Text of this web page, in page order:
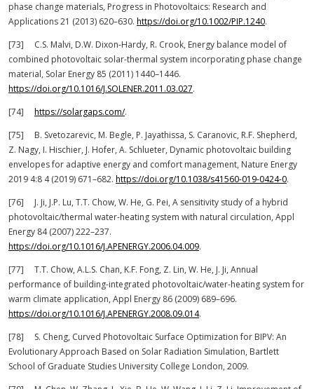
phase change materials, Progress in Photovoltaics: Research and
Applications 21 (2013) 620–630. https://doi.org/10.1002/PIP.1240.
[73] C.S. Malvi, D.W. Dixon-Hardy, R. Crook, Energy balance model of
combined photovoltaic solar-thermal system incorporating phase change
material, Solar Energy 85 (2011) 1440–1446.
https://doi.org/10.1016/J.SOLENER.2011.03.027.
[74] https://solargaps.com/.
[75] B. Svetozarevic, M. Begle, P. Jayathissa, S. Caranovic, R.F. Shepherd,
Z. Nagy, I. Hischier, J. Hofer, A. Schlueter, Dynamic photovoltaic building
envelopes for adaptive energy and comfort management, Nature Energy
2019 4:8 4 (2019) 671–682. https://doi.org/10.1038/s41560-019-0424-0.
[76] J. Ji, J.P. Lu, T.T. Chow, W. He, G. Pei, A sensitivity study of a hybrid
photovoltaic/thermal water-heating system with natural circulation, Appl
Energy 84 (2007) 222–237.
https://doi.org/10.1016/J.APENERGY.2006.04.009.
[77] T.T. Chow, A.L.S. Chan, K.F. Fong, Z. Lin, W. He, J. Ji, Annual
performance of building-integrated photovoltaic/water-heating system for
warm climate application, Appl Energy 86 (2009) 689–696.
https://doi.org/10.1016/J.APENERGY.2008.09.014.
[78] S. Cheng, Curved Photovoltaic Surface Optimization for BIPV: An
Evolutionary Approach Based on Solar Radiation Simulation, Bartlett
School of Graduate Studies University College London, 2009.